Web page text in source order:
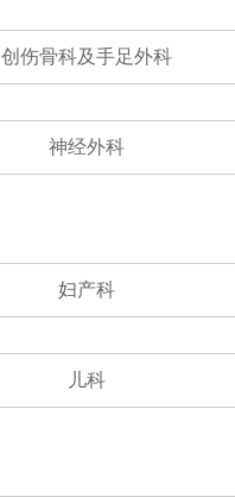
创伤骨科及手足外科
神经外科
妇产科
儿科